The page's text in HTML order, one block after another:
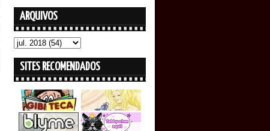
ARQUIVOS
SITES RECOMENDADOS